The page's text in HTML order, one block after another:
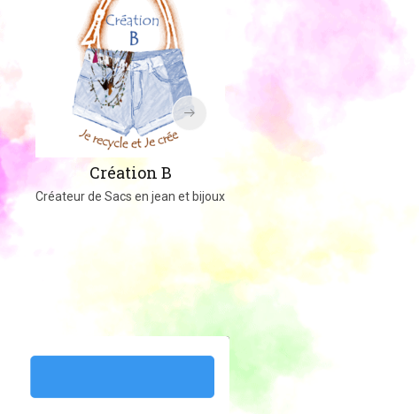
Création B
Créateur de Sacs en jean et bijoux
Créations au crochet ou tricot